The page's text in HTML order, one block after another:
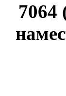
7064